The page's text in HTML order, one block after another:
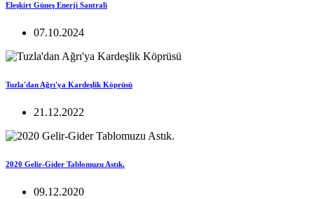
Eleşkirt Güneş Enerji Santrali
07.10.2024
Tuzla'dan Ağrı'ya Kardeşlik Köprüsü
21.12.2022
2020 Gelir-Gider Tablomuzu Astık.
09.12.2020